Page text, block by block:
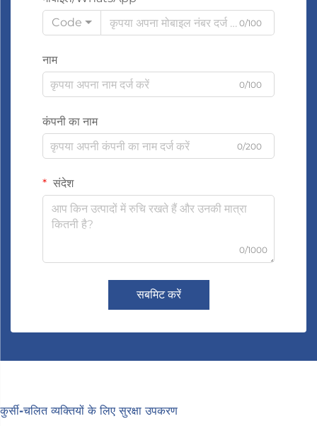
Code
0/100
नाम
0/100
कंपनी का नाम
0/200
संदेश
0/1000
सबमिट करें
कुर्सी-चलित व्यक्तियों के लिए सुरक्षा उपकरण